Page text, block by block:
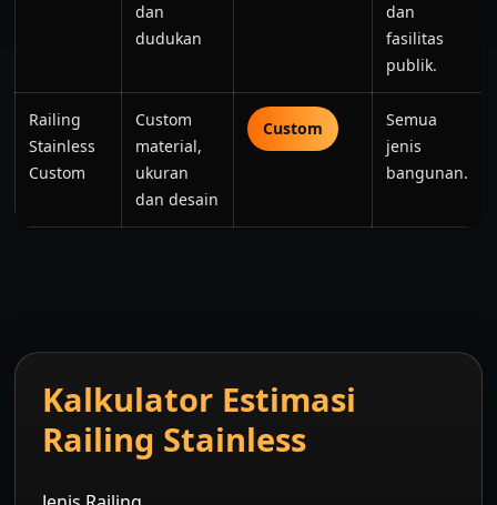
dan
dudukan
dan
fasilitas
publik.
Railing
Stainless
Custom
Custom
material,
ukuran
dan desain
Custom
Semua
jenis
bangunan.
Kalkulator Estimasi
Railing Stainless